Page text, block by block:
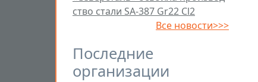
ство стали SA-387 Gr22 Cl2
Все новости>>>
Последние
организации